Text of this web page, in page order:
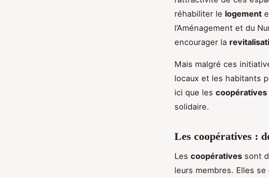
réhabiliter le logement
l’Aménagement et du
encourager la
Mais malgré ces
locaux et les habitants
ici que les coopératives
solidaire.
Les coopératives :
Les coopératives sont
leurs membres. Elles